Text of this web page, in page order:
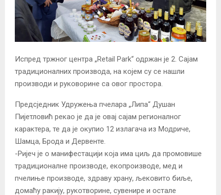
Испред тржног центра „Retail Park“ одржан је 2. Сајам
традиционалних производа, на којем су се нашли
производи и руковорине са овог простора.
Предсједник Удружења пчелара „Липа“ Душан
Пијетловић рекао је да је овај сајам регионалног
карактера, те да је окупио 12 излагача из Модриче,
Шамца, Брода и Дервенте.
-Ријеч је о манифестацији која има циљ да промовише
традиционалне производе, екопроизводе, мед и
пчелиње производе, здраву храну, љековито биље,
домаћу ракију, рукотворине, сувенире и остале